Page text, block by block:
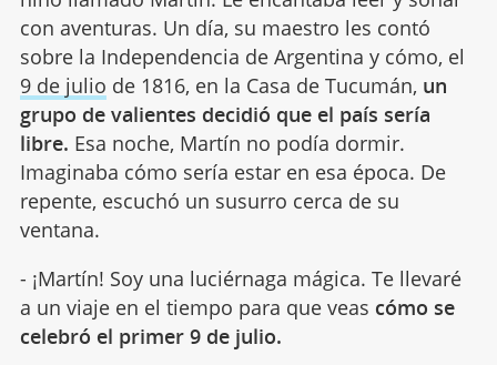
con aventuras. Un día, su maestro les contó
sobre la Independencia de Argentina y cómo, el
9 de julio de 1816, en la Casa de Tucumán, un
grupo de valientes decidió que el país sería
libre. Esa noche, Martín no podía dormir.
Imaginaba cómo sería estar en esa época. De
repente, escuchó un susurro cerca de su
ventana.
- ¡Martín! Soy una luciérnaga mágica. Te llevaré
a un viaje en el tiempo para que veas cómo se
celebró el primer 9 de julio.